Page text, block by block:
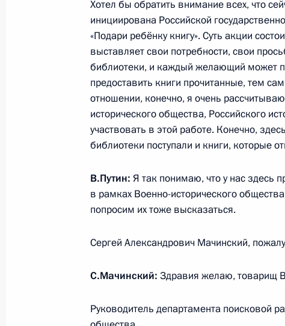
Совещание послов и постоянных
Федерации
30 июня 2016 года, 14:10 Москва
29 июня 2016 года, среда
Посещение Немецкой школы при
Приём в честь выпускников военных
27 июня 2016 года, понедельник
Хотел бы обратить внимание всех, что
инициирована Российской
«Подари ребёнку книгу». Суть акции
выставляет свои потребности, свои
библиотеки, и каждый желающий может
предоставить книги прочитанные, тем
отношении, конечно, я очень
исторического общества, Российского
участвовать в этой работе. Конечно,
библиотеки поступали и книги, которые
В.Путин: Я так понимаю, что у нас здесь
в рамках Военно-исторического
попросим их тоже высказаться.
Сергей Александрович Мачинский,
С.Мачинский: Здравия желаю, товарищ
Руководитель департамента поисковой